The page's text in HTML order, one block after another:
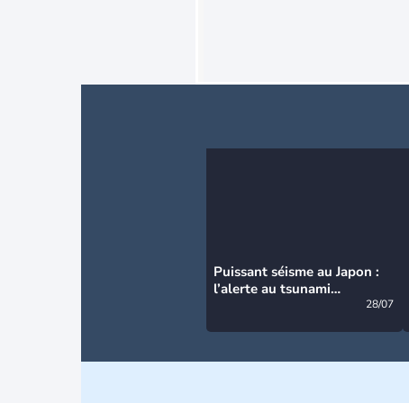
Puissant séisme au Japon :
l’alerte au tsunami
28/07